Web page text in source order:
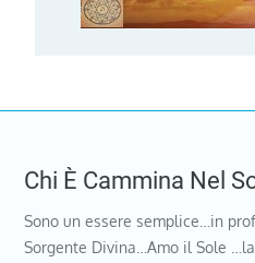
Chi È Cammina Nel
Sono un essere semplice…in
Sorgente Divina…Amo il Sole